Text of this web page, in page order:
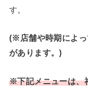
す。
(※店舗や時期によっ
があります。)
※下記メニューは、